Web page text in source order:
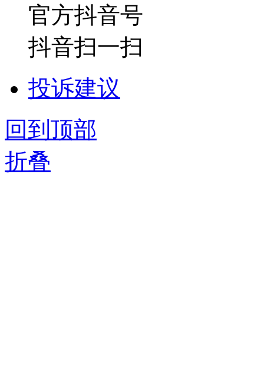
官方抖音号
抖音扫一扫
投诉建议
回到顶部
折叠